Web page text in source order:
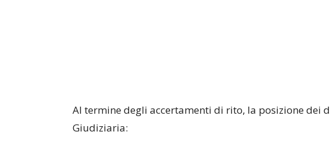
Al termine degli accertamenti di rito, la posizione dei
Giudiziaria: